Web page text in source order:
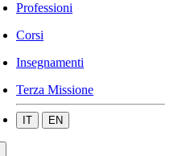
Professioni
Corsi
Insegnamenti
Terza Missione
IT EN